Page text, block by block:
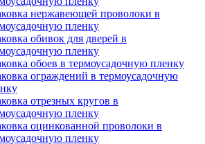
нержавеющей проволоки в
пленку
обивок для дверей в
пленку
обоев в термоусадочную пленку
ограждений в термоусадочную
отрезных кругов в
пленку
оцинкованной проволоки в
пленку